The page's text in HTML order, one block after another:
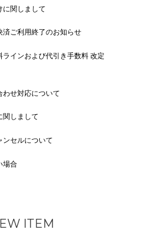
に関しまして
済ご利用終了のお知らせ
ラインおよび代引き手数料 改定
わせ対応について
関しまして
ンセルについて
場合
ITEM